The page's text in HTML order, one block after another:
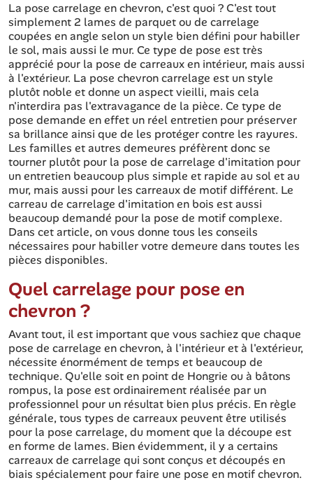
La pose carrelage en chevron, c'est quoi ? C'est tout
simplement 2 lames de parquet ou de carrelage
coupées en angle selon un style bien défini pour habiller
le sol, mais aussi le mur. Ce type de pose est très
apprécié pour la pose de carreaux en intérieur, mais aussi
à l'extérieur. La pose chevron carrelage est un style
plutôt noble et donne un aspect vieilli, mais cela
n'interdira pas l'extravagance de la pièce. Ce type de
pose demande en effet un réel entretien pour préserver
sa brillance ainsi que de les protéger contre les rayures.
Les familles et autres demeures préfèrent donc se
tourner plutôt pour la pose de carrelage d'imitation pour
un entretien beaucoup plus simple et rapide au sol et au
mur, mais aussi pour les carreaux de motif différent. Le
carreau de carrelage d'imitation en bois est aussi
beaucoup demandé pour la pose de motif complexe.
Dans cet article, on vous donne tous les conseils
nécessaires pour habiller votre demeure dans toutes les
pièces disponibles.
Quel carrelage pour pose en
chevron ?
Avant tout, il est important que vous sachiez que chaque
pose de carrelage en chevron, à l'intérieur et à l'extérieur,
nécessite énormément de temps et beaucoup de
technique. Qu'elle soit en point de Hongrie ou à bâtons
rompus, la pose est ordinairement réalisée par un
professionnel pour un résultat bien plus précis. En règle
générale, tous types de carreaux peuvent être utilisés
pour la pose carrelage, du moment que la découpe est
en forme de lames. Bien évidemment, il y a certains
carreaux de carrelage qui sont conçus et découpés en
biais spécialement pour faire une pose en motif chevron.